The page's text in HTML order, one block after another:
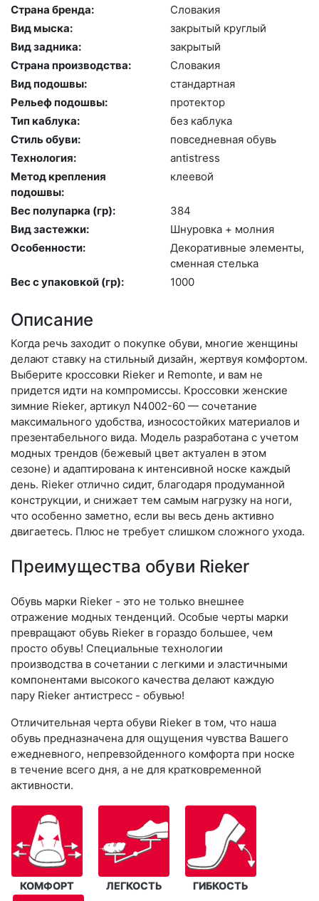
Страна бренда:
Сло­вакия
Вид мыска:
зак­ры­тый круг­лый
Вид задника:
зак­ры­тый
Страна производства:
Сло­вакия
Вид подошвы:
стан­дарт­ная
Рельеф подошвы:
про­тек­тор
Тип каблука:
без каб­лу­ка
Стиль обуви:
пов­седнев­ная обувь
Технология:
an­tist­ress
Метод крепления
подошвы:
кле­евой
Вес полупарка (гр):
384
Вид застежки:
Шну­ров­ка + мол­ния
Особенности:
Де­кора­тив­ные эле­мен­ты,
смен­ная стель­ка
Вес с упаковкой (гр):
1000
Описание
Когда речь заходит о покупке обуви, многие женщины
делают ставку на стильный дизайн, жертвуя комфортом.
Выберите крос­совки Rieker и Remonte, и вам не
придется идти на компромиссы. Кроссовки женские
зимние Rieker, артикул N4002-60 — сочетание
максимального удобства, износостойких материалов и
презентабельного вида. Модель разработана с учетом
модных трендов (бе­жевый цвет актуален в этом
сезоне) и адаптирована к интенсивной носке каждый
день. Ri­eker отлично сидит, благодаря продуманной
конструкции, и снижает тем самым нагрузку на ноги,
что особенно заметно, если вы весь день активно
двигаетесь. Плюс не требует слишком сложного ухода.
Преимущества обуви Rieker
Обувь марки Rieker - это не только внешнее
отражение модных тенденций. Особые черты марки
превращают обувь Rieker в гораздо большее, чем
просто обувь! Специальные технологии
производства в сочетании с легкими и эластичными
компонентами высокого качества делают каждую
пару Rieker антистресс - обувью!
Отличительная черта обуви Rieker в том, что наша
обувь предназначена для ощущения чувства Вашего
ежедневного, непревзойденного комфорта при носке
в течение всего дня, а не для кратковременной
активности.
КОМФОРТ ЛЕГКОСТЬ ГИБКОСТЬ